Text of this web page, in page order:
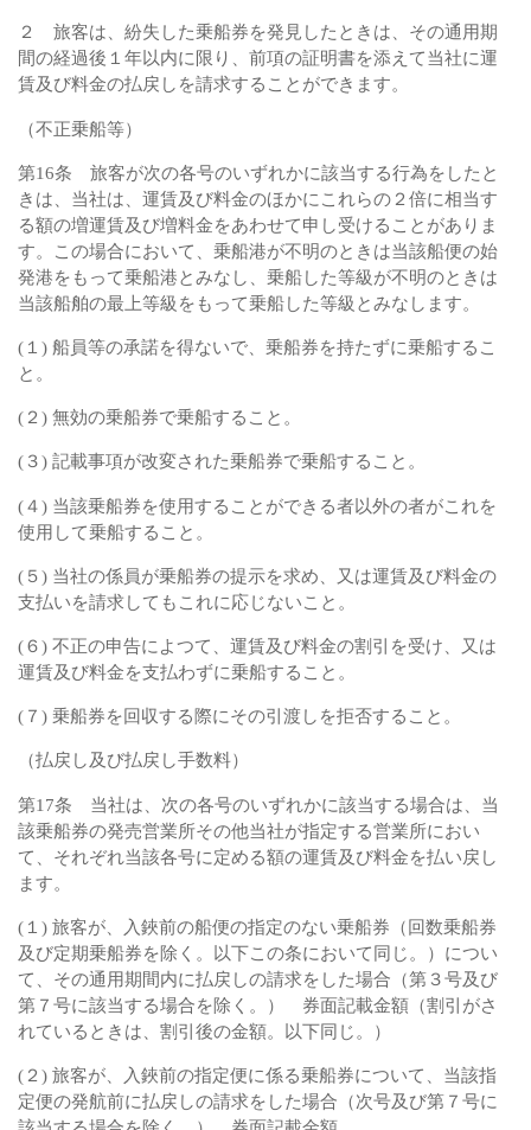
２ 旅客は、紛失した乗船券を発見したときは、その通用期
間の経過後１年以内に限り、前項の証明書を添えて当社に運
賃及び料金の払戻しを請求することができます。
（不正乗船等）
第16条 旅客が次の各号のいずれかに該当する行為をしたと
きは、当社は、運賃及び料金のほかにこれらの２倍に相当す
る額の増運賃及び増料金をあわせて申し受けることがありま
す。この場合において、乗船港が不明のときは当該船便の始
発港をもって乗船港とみなし、乗船した等級が不明のときは
当該船舶の最上等級をもって乗船した等級とみなします。
(１) 船員等の承諾を得ないで、乗船券を持たずに乗船するこ
と。
(２) 無効の乗船券で乗船すること。
(３) 記載事項が改変された乗船券で乗船すること。
(４) 当該乗船券を使用することができる者以外の者がこれを
使用して乗船すること。
(５) 当社の係員が乗船券の提示を求め、又は運賃及び料金の
支払いを請求してもこれに応じないこと。
(６) 不正の申告によつて、運賃及び料金の割引を受け、又は
運賃及び料金を支払わずに乗船すること。
(７) 乗船券を回収する際にその引渡しを拒否すること。
（払戻し及び払戻し手数料）
第17条 当社は、次の各号のいずれかに該当する場合は、当
該乗船券の発売営業所その他当社が指定する営業所におい
て、それぞれ当該各号に定める額の運賃及び料金を払い戻し
ます。
(１) 旅客が、入鋏前の船便の指定のない乗船券（回数乗船券
及び定期乗船券を除く。以下この条において同じ。）につい
て、その通用期間内に払戻しの請求をした場合（第３号及び
第７号に該当する場合を除く。） 券面記載金額（割引がさ
れているときは、割引後の金額。以下同じ。）
(２) 旅客が、入鋏前の指定便に係る乗船券について、当該指
定便の発航前に払戻しの請求をした場合（次号及び第７号に